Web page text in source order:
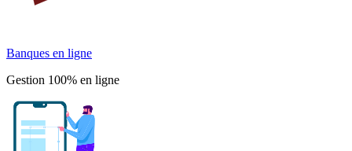
Banques en ligne
Gestion 100% en ligne